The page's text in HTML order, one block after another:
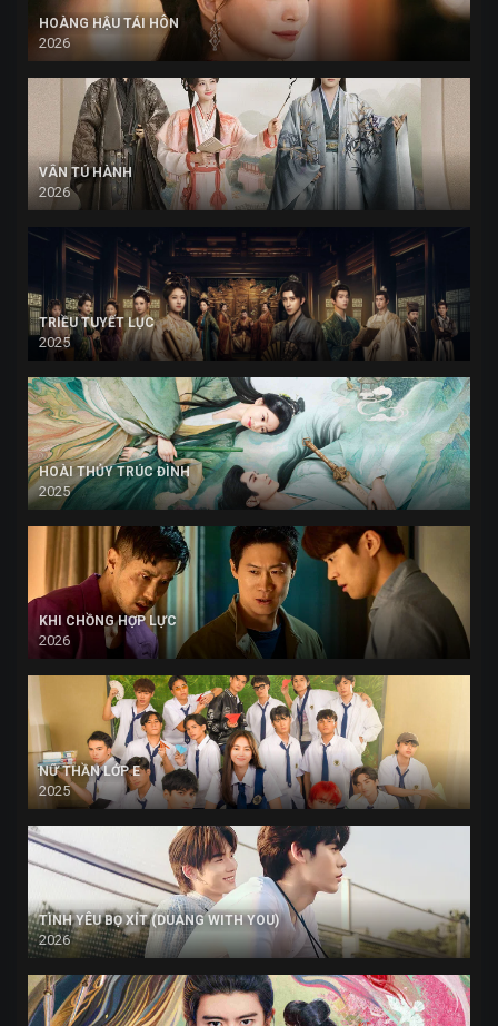
HOÀNG HẬU TÁI HÔN
2026
VÂN TÚ HÀNH
2026
TRIỀU TUYẾT LỤC
2025
HOÀI THỦY TRÚC ĐÌNH
2025
KHI CHỒNG HỢP LỰC
2026
NỮ THẦN LỚP E
2025
TÌNH YÊU BỌ XÍT (DUANG WITH YOU)
2026